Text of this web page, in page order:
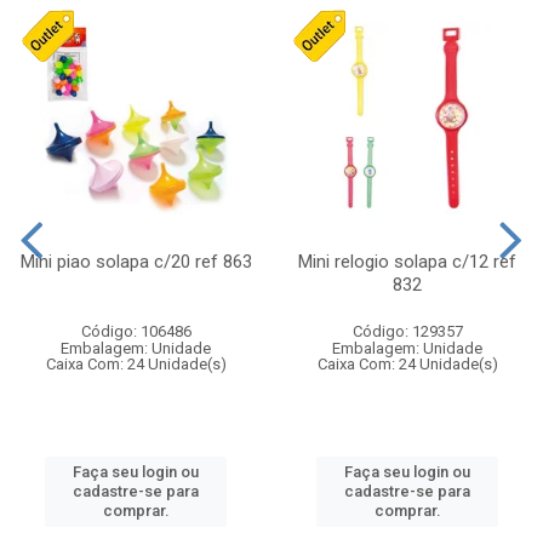
Mini piao solapa c/20 ref 863
Código: 106486
Embalagem: Unidade
Caixa Com: 24 Unidade(s)
Faça seu login ou
cadastre-se para
comprar.
Mini relogio solapa c/12 ref
832
Código: 129357
Embalagem: Unidade
Caixa Com: 24 Unidade(s)
Faça seu login ou
cadastre-se para
comprar.